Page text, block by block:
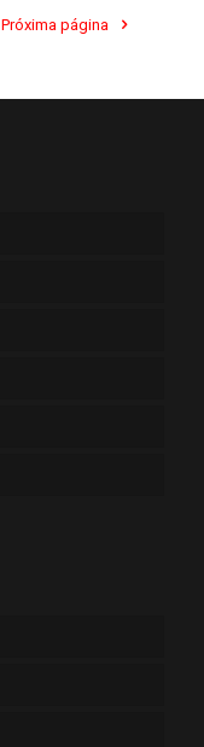
Próxima página